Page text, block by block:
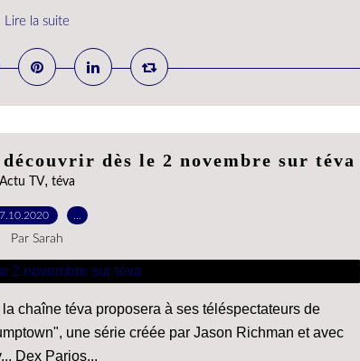
Lire la suite
dès le 2 novembre sur téva
Actu TV, téva
Par Sarah
chaîne téva proposera à ses téléspectateurs de
une série créée par Jason Richman et avec
Dex Parios...